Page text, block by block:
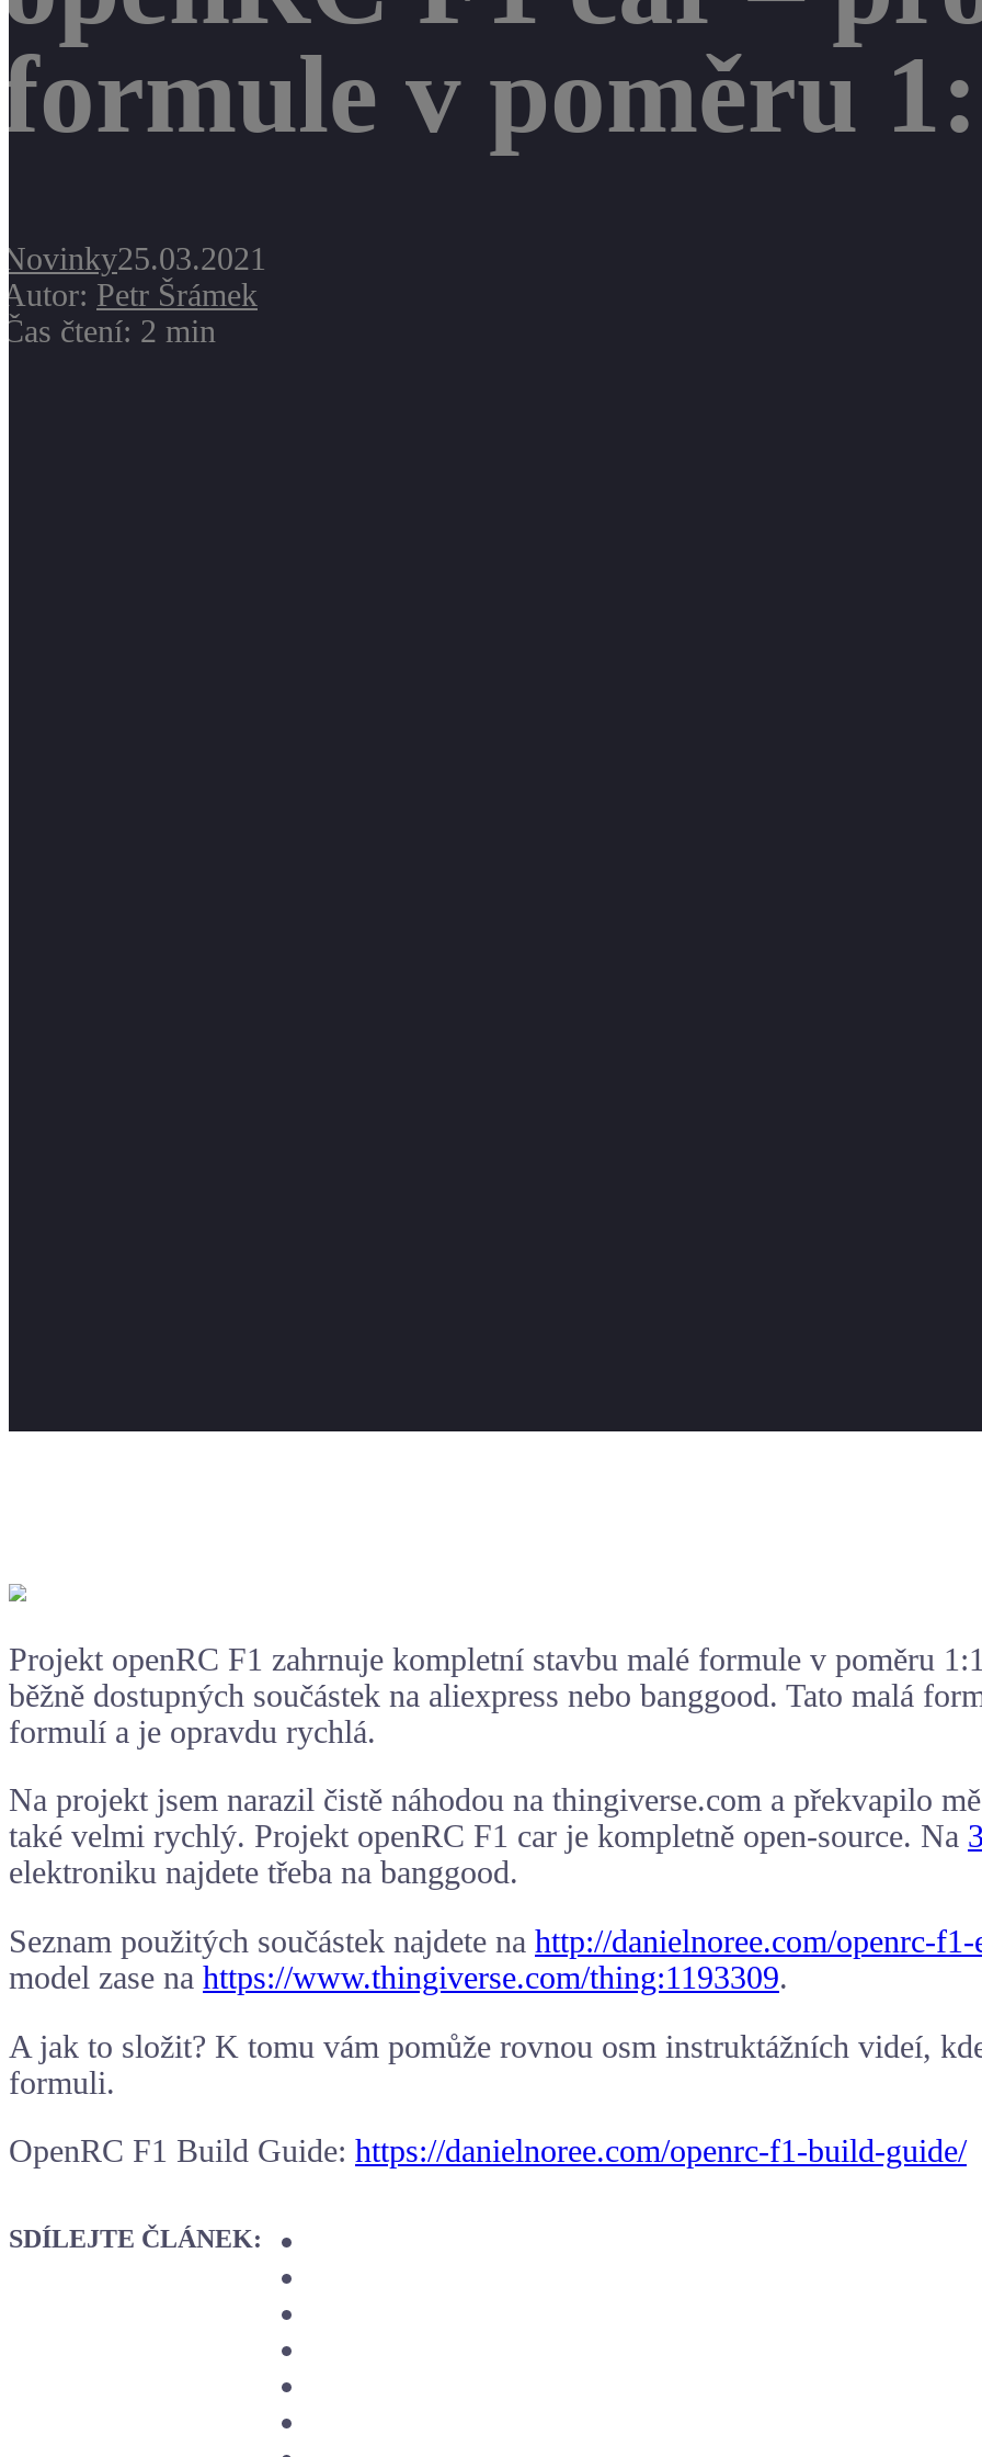
formule v poměru
Novinky25.03.2021
Autor: Petr Šrámek
Čas čtení: 2 min
Projekt openRC F1 zahrnuje kompletní stavbu malé formule v poměru
běžně dostupných součástek na aliexpress nebo banggood. Tato malá
formulí a je opravdu rychlá.
Na projekt jsem narazil čistě náhodou na thingiverse.com a překvapilo
také velmi rychlý. Projekt openRC F1 car je kompletně open-source. Na
elektroniku najdete třeba na banggood.
Seznam použitých součástek najdete na http://danielnoree.com/openrc-
model zase na https://www.thingiverse.com/thing:1193309.
A jak to složit? K tomu vám pomůže rovnou osm instruktážních videí,
formuli.
OpenRC F1 Build Guide: https://danielnoree.com/openrc-f1-build-guide/
SDÍLEJTE ČLÁNEK: